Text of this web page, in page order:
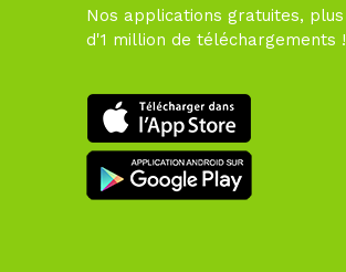
Nos applications gratuites, plus
d'1 million de téléchargements !